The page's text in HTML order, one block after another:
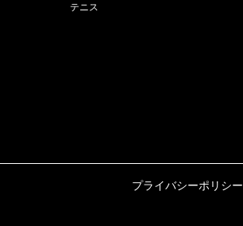
テニス
プライバシーポリシー